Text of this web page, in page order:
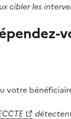
cibler les
votre